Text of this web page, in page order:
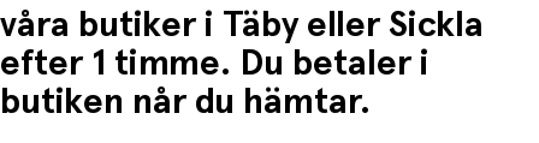
våra butiker i Täby eller Sickla
efter 1 timme. Du betaler i
butiken når du hämtar.